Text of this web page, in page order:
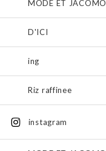
MODE ET JACOMO
D'ICI
ing
Riz raffinee
instagram